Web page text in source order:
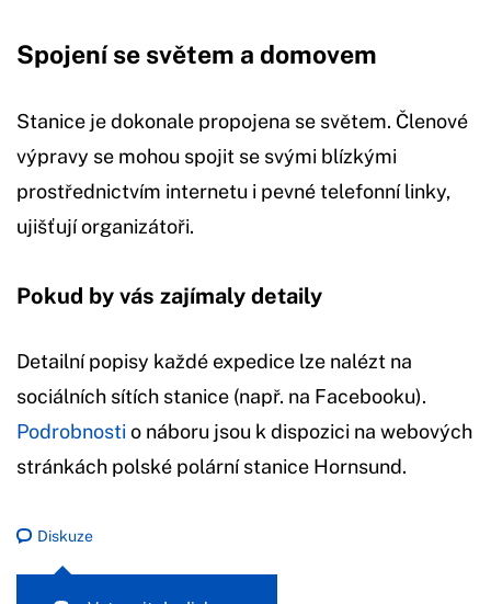
Spojení se světem a domovem
Stanice je dokonale propojena se světem. Členové
výpravy se mohou spojit se svými blízkými
prostřednictvím internetu i pevné telefonní linky,
ujišťují organizátoři.
Pokud by vás zajímaly detaily
Detailní popisy každé expedice lze nalézt na
sociálních sítích stanice (např. na Facebooku).
Podrobnosti o náboru jsou k dispozici na webových
stránkách polské polární stanice Hornsund.
Diskuze